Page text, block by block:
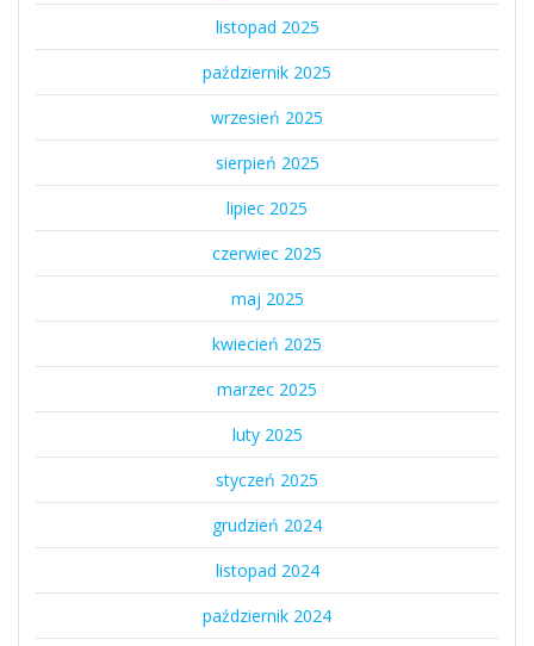
listopad 2025
październik 2025
wrzesień 2025
sierpień 2025
lipiec 2025
czerwiec 2025
maj 2025
kwiecień 2025
marzec 2025
luty 2025
styczeń 2025
grudzień 2024
listopad 2024
październik 2024